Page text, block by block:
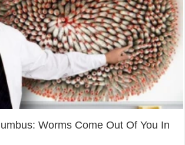
Worms Come Out Of You In